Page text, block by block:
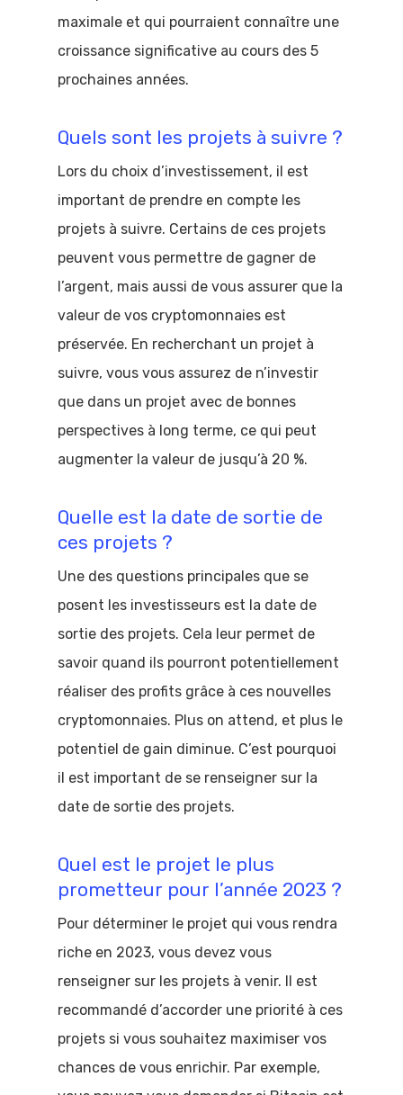
maximale et qui pourraient connaître une
croissance significative au cours des 5
prochaines années.
Quels sont les projets à suivre ?
Lors du choix d’investissement, il est
important de prendre en compte les
projets à suivre. Certains de ces projets
peuvent vous permettre de gagner de
l’argent, mais aussi de vous assurer que la
valeur de vos cryptomonnaies est
préservée. En recherchant un projet à
suivre, vous vous assurez de n’investir
que dans un projet avec de bonnes
perspectives à long terme, ce qui peut
augmenter la valeur de jusqu’à 20 %.
Quelle est la date de sortie de
ces projets ?
Une des questions principales que se
posent les investisseurs est la date de
sortie des projets. Cela leur permet de
savoir quand ils pourront potentiellement
réaliser des profits grâce à ces nouvelles
cryptomonnaies. Plus on attend, et plus le
potentiel de gain diminue. C’est pourquoi
il est important de se renseigner sur la
date de sortie des projets.
Quel est le projet le plus
prometteur pour l’année 2023 ?
Pour déterminer le projet qui vous rendra
riche en 2023, vous devez vous
renseigner sur les projets à venir. Il est
recommandé d’accorder une priorité à ces
projets si vous souhaitez maximiser vos
chances de vous enrichir. Par exemple,